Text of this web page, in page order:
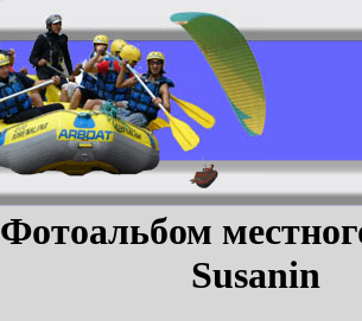
Фотоальбом
Susanin